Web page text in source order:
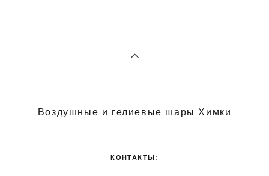
Воздушные и гелиевые шары Химки
КОНТАКТЫ: